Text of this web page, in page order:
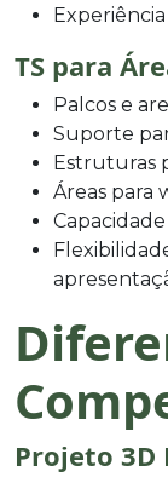
TS para
Palcos e
Suporte
Estruturas
Áreas para
Projeto 3D